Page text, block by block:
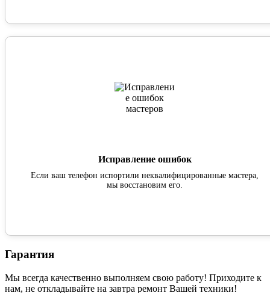
Исправление ошибок
Если ваш телефон испортили неквалифицированные мастера,
мы восстановим его.
Гарантия
Мы всегда качественно выполняем свою работу! Приходите к
нам, не откладывайте на завтра ремонт Вашей техники!